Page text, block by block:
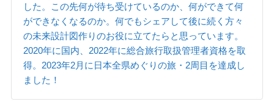
した。この先何が待ち受けているのか、何ができて何
ができなくなるのか。何でもシェアして後に続く方々
の未来設計図作りのお役に立てたらと思っています。
2020年に国内、2022年に総合旅行取扱管理者資格を取
得。2023年2月に日本全県めぐりの旅・2周目を達成し
ました！